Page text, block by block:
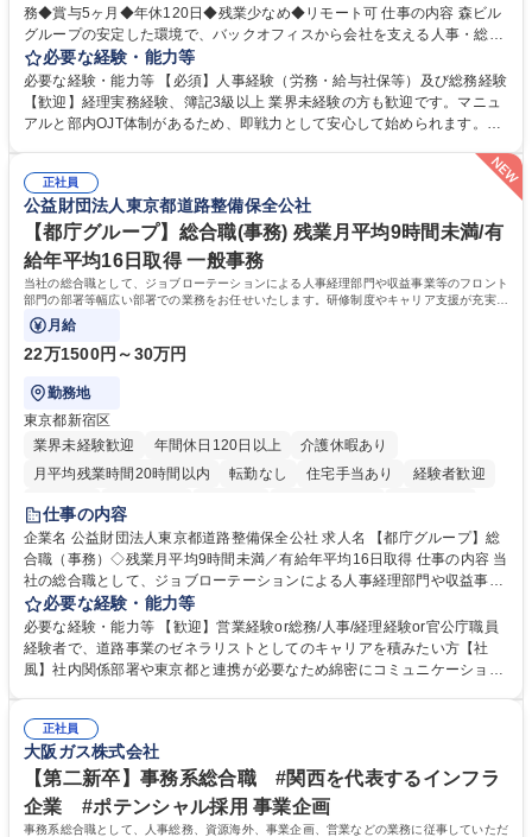
務◆賞与5ヶ月◆年休120日◆残業少なめ◆リモート可 仕事の内容 森ビル
グループの安定した環境で、バックオフィスから会社を支える人事・総務
をお任せします。 労務と総務の業務をバランスよく担当し、ゆくゆくは制
度改定などのコア業務にも挑戦できる、やりがいある環境です。 ■勤怠管
理、給与計算、社会保険手続き、年末調整等の労務管理全般 ■入退社手続
き、社内規定の改定や人事制度改定などのコア業務 ■社内イベントの企画
は部内のOJTを中心に、あなたの経験に合わせて不足している部分はいつ
でも質問・相談できる環境が整っているため、安心して成長できます。 募
集職種 【森ビルG】人事・総務◆賞与5ヶ月◆年休120日◆残業少なめ◆
リモート可
必要な経験・能力等
必要な経験・能力等 【必須】人事経験（労務・給与社保等）及び総務経験
【歓迎】経理実務経験、簿記3級以上 業界未経験の方も歓迎です。マニュ
アルと部内OJT体制があるため、即戦力として安心して始められます。
ます。定型業務に留まらず、社内規定や人事制度の改定など会社のコア業
務に挑戦できるため、自身の成長と組織への貢献度をダイレクトに実感で
きます。 残業少なめ、週1日リモート可など、ワークライフバランスを保
ち長期活躍できる環境です。 「これまでの幅広い経験を活かし、長期的な
キャリアを築きたい」という前向きな意欲と挑戦を全力で応援します。 学
歴・資格 学歴：大学院 大学 高専 短大 専修学校 高校 語学力： 資格：日商
簿記検定1級 日商簿記検定2級 日商簿記検定3級
正社員
公益財団法人東京都道路整備保全公社
【都庁グループ】総合職(事務) 残業月平均9時間未満/有
給年平均16日取得 一般事務
当社の総合職として、ジョブローテーションによる人事経理部門や収益事業等のフロント
部門の部署等幅広い部署での業務をお任せいたします。研修制度やキャリア支援が充実し
ております！ ※下記業務詳細
月給
22万1500円～30万円
勤務地
東京都新宿区
業界未経験歓迎
年間休日120日以上
介護休暇あり
月平均残業時間20時間以内
転勤なし 住宅手当あり
経験者歓迎
研修あり
退職金あり
駅近5分以内
資格取得手当あり 食事補助あり
仕事の内容
企業名 公益財団法人東京都道路整備保全公社 求人名 【都庁グループ】総
合職（事務）◇残業月平均9時間未満／有給年平均16日取得 仕事の内容 当
社の総合職として、ジョブローテーションによる人事経理部門や収益事業
等のフロント部門の部署等幅広い部署での業務をお任せいたします。研修
制度やキャリア支援が充実しております！ ※下記業務詳細 【業務詳細】■
管理部門：広報、人事、経理など当公社の運営に係る管理業務 ■収益部
門：駐車場の新規開拓、管理運営、新宿駅西口広場の「イベントコーナ
道路施設や道路工事現場の見学ツアー事業 ※入社後は上記いずれかの部門
へ配属。※業務内容変更の範囲：会社の定める業務 募集職種 【都庁グル
ープ】総合職（事務）◇残業月平均9時間未満／有給年平均16日取得
必要な経験・能力等
必要な経験・能力等 【歓迎】営業経験or総務/人事/経理経験or官公庁職員
経験者で、道路事業のゼネラリストとしてのキャリアを積みたい方【社
風】社内関係部署や東京都と連携が必要なため綿密にコミュニケーション
部門など多岐に渡る業務を経験できます。 ■様々なプロジェクト：駐車場
事業の他、新宿駅西口広場内に設置された照明を兼ねた広告「ブライトサ
イン」の管理運営を行うなど、事業収益を生み出す活動を積極的に行って
います。 学歴・資格 学歴：大学院 大学 高専 短大 専修学校 高校 語学力：
資格：
正社員
大阪ガス株式会社
【第二新卒】事務系総合職 #関西を代表するインフラ
企業 #ポテンシャル採用 事業企画
事務系総合職として、人事総務、資源海外、事業企画、営業などの業務に従事していただ